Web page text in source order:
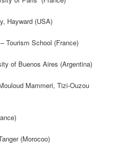
Hayward (USA)
Tourism School (France)
of Buenos Aires (Argentina)
Mammeri, Tizi-Ouzou
(Morocoo)